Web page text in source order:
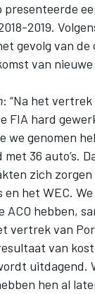
2019.
gevolg van
van
: “Na het
FIA hard
we genomen
36 auto’s.
zich
het WEC.
hebben,
vertrek van
van
uitdagend.
hen al